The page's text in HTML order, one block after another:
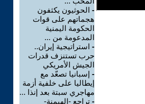
- الحوثيون يكثفون
هجماتهم على قوات
الحكومة اليمنية
المدعومة من ...
- استراتيجية إيران..
حرب تستنزف قدرات
الجيش الأمريكي
- إسبانيا تصعّد مع
إيطاليا على خلفية أزمة
مهاجري سبتة بعد إنذا ...
- تراجع -الهيمنة-